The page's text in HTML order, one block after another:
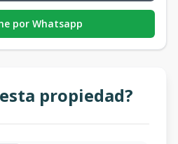
por Whatsapp
propiedad?